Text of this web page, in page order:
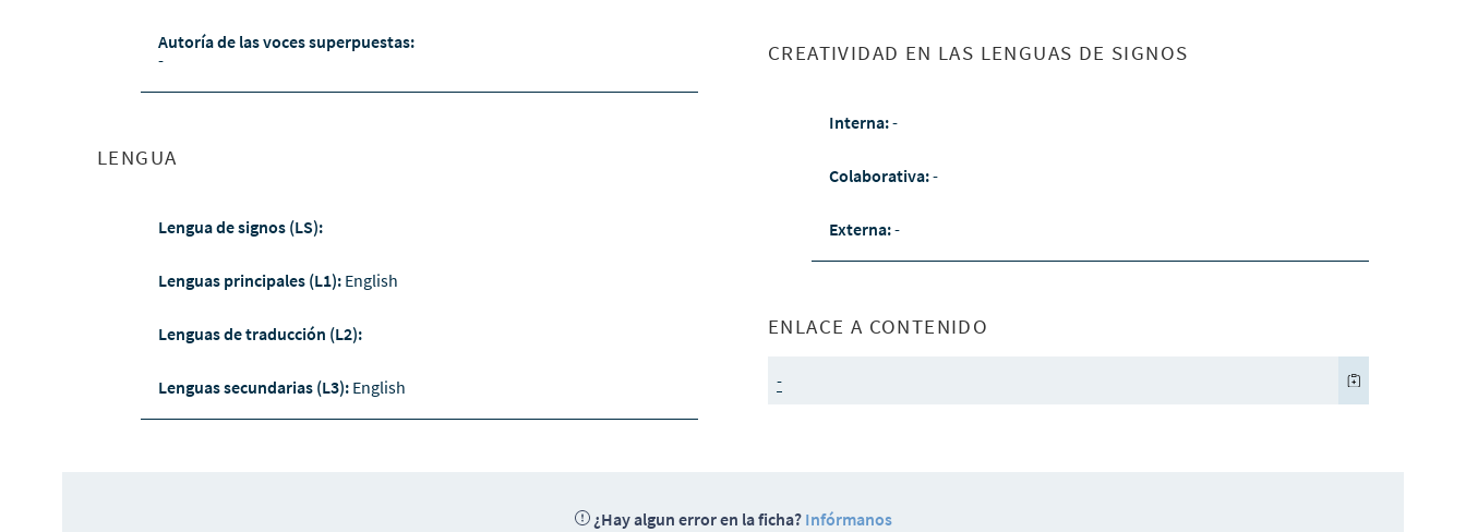
Autoría de las voces superpuestas:
-
LENGUA
Lengua de signos (LS):
Lenguas principales (L1): English
Lenguas de traducción (L2):
Lenguas secundarias (L3): English
CREATIVIDAD EN LAS LENGUAS DE SIGNOS
Interna:-
Colaborativa:-
Externa:-
ENLACE A CONTENIDO
-
¿Hay algun error en la ficha? Infórmanos